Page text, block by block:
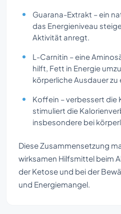
Guarana-Extrakt – ein
das Energieniveau
Aktivität anregt.
L-Carnitin – eine
hilft, Fett in Energie
körperliche Ausdauer zu
Koffein – verbessert die
stimuliert die
insbesondere bei
Diese Zusammensetzung
wirksamen Hilfsmittel beim
der Ketose und bei der
und Energiemangel.